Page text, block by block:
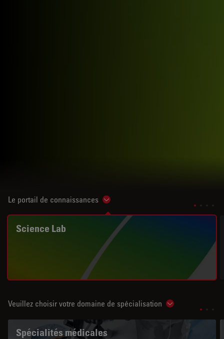
Le portail de connaissances Show subnavigation
Science Lab
Veuillez choisir votre domaine de spécialisation Show
Spécialités médicales